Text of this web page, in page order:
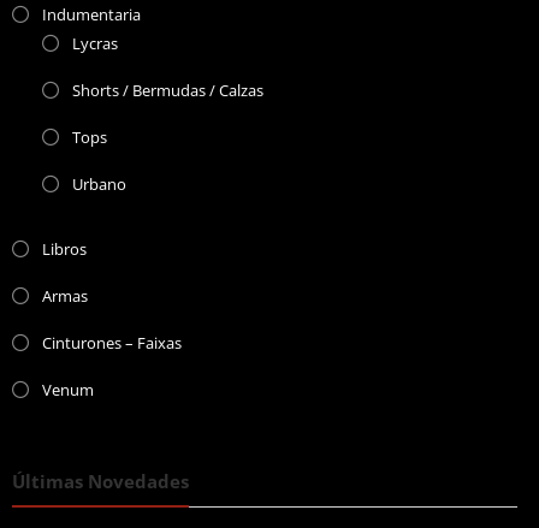
Indumentaria
Lycras
Shorts / Bermudas / Calzas
Tops
Urbano
Libros
Armas
Cinturones – Faixas
Venum
Últimas Novedades